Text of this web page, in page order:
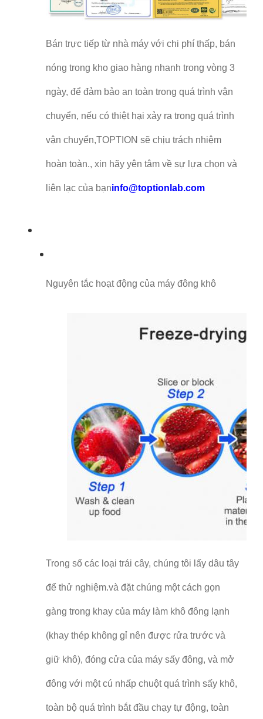
Bán trực tiếp từ nhà máy với chi phí thấp, bán
nóng trong kho giao hàng nhanh trong vòng 3
ngày, để đảm bảo an toàn trong quá trình vận
chuyển, nếu có thiệt hại xảy ra trong quá trình
vận chuyển,TOPTION sẽ chịu trách nhiệm
hoàn toàn., xin hãy yên tâm về sự lựa chọn và
liên lạc của bạninfo@toptionlab.com
Nguyên tắc hoạt động của máy đông khô
Trong số các loại trái cây, chúng tôi lấy dâu tây
để thử nghiệm.và đặt chúng một cách gọn
gàng trong khay của máy làm khô đông lạnh
(khay thép không gỉ nên được rửa trước và
giữ khô), đóng cửa của máy sấy đông, và mở
đông với một cú nhấp chuột quá trình sấy khô,
toàn bộ quá trình bắt đầu chạy tự động, toàn